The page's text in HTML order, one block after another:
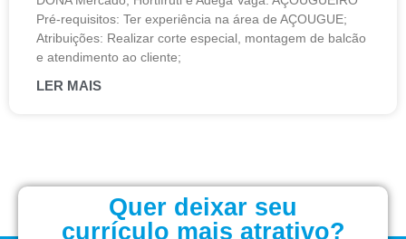
Pré-requisitos: Ter experiência na área de AÇOUGUE;
Atribuições: Realizar corte especial, montagem de balcão
e atendimento ao cliente;
LER MAIS
Quer deixar seu
currículo mais atrativo?